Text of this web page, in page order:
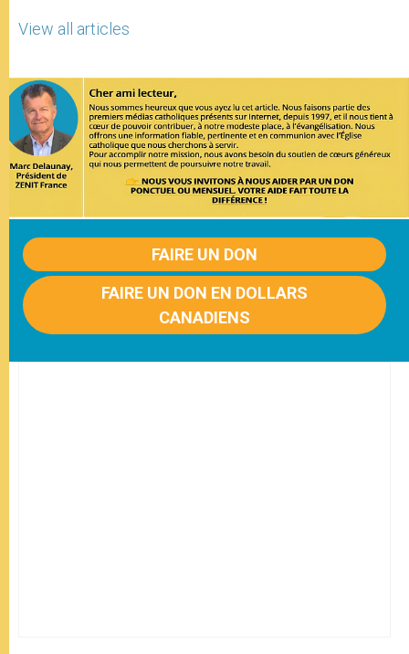
View all articles
FAIRE UN DON
FAIRE UN DON EN DOLLARS
CANADIENS